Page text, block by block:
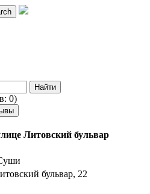
0)
Литовский бульвар
бульвар, 22